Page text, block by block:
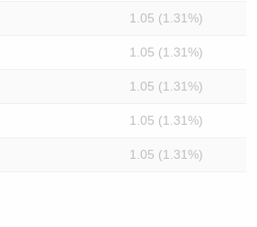
1.05 (1.31%)
1.05 (1.31%)
1.05 (1.31%)
1.05 (1.31%)
1.05 (1.31%)